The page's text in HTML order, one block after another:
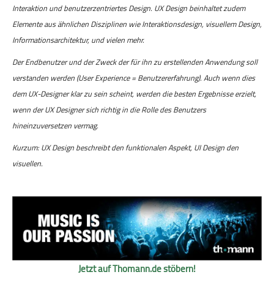
Interaktion und benutzerzentriertes Design. UX Design beinhaltet zudem
Elemente aus ähnlichen Disziplinen wie Interaktionsdesign, visuellem Design,
Informationsarchitektur, und vielen mehr.
Der Endbenutzer und der Zweck der für ihn zu erstellenden Anwendung soll
verstanden werden (User Experience = Benutzererfahrung). Auch wenn dies
dem UX-Designer klar zu sein scheint, werden die besten Ergebnisse erzielt,
wenn der UX Designer sich richtig in die Rolle des Benutzers
hineinzuversetzen vermag.
Kurzum: UX Design beschreibt den funktionalen Aspekt, UI Design den
visuellen.
Jetzt auf Thomann.de stöbern!